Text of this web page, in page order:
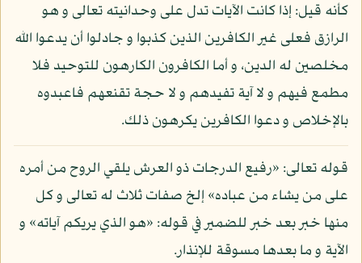
كأنه قيل: إذا كانت الآيات تدل على وحدانيته تعالى و هو
الرازق فعلى غير الكافرين الذين كذبوا و جادلوا أن يدعوا الله
مخلصين له الدين، و أما الكافرون الكارهون للتوحيد فلا
مطمع فيهم و لا آية تفيدهم و لا حجة تقنعهم فاعبدوه
بالإخلاص و دعوا الكافرين يكرهون ذلك.
قوله تعالى: «رفيع الدرجات ذو العرش يلقي الروح من أمره
على من يشاء من عباده» إلخ صفات ثلاث له تعالى و كل
منها خبر بعد خبر للضمير في قوله: «هو الذي يريكم آياته» و
الآية و ما بعدها مسوقة للإنذار.